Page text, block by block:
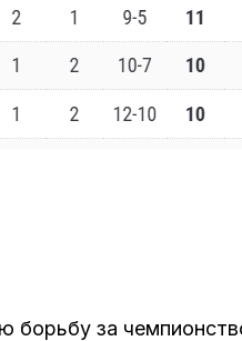
борьбу за